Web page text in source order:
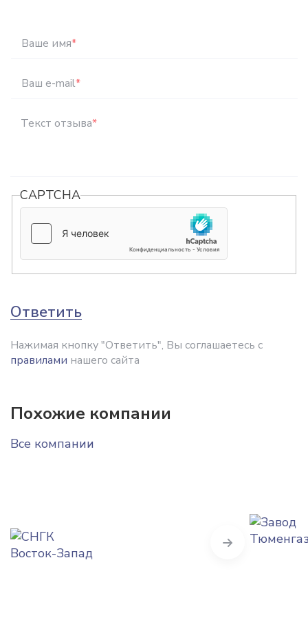
Ваше имя*
Ваш e-mail*
Текст отзыва*
CAPTCHA
Ответить
Нажимая кнопку "Ответить", Вы соглашаетесь с
правилами нашего сайта
Похожие компании
Все компании
Next